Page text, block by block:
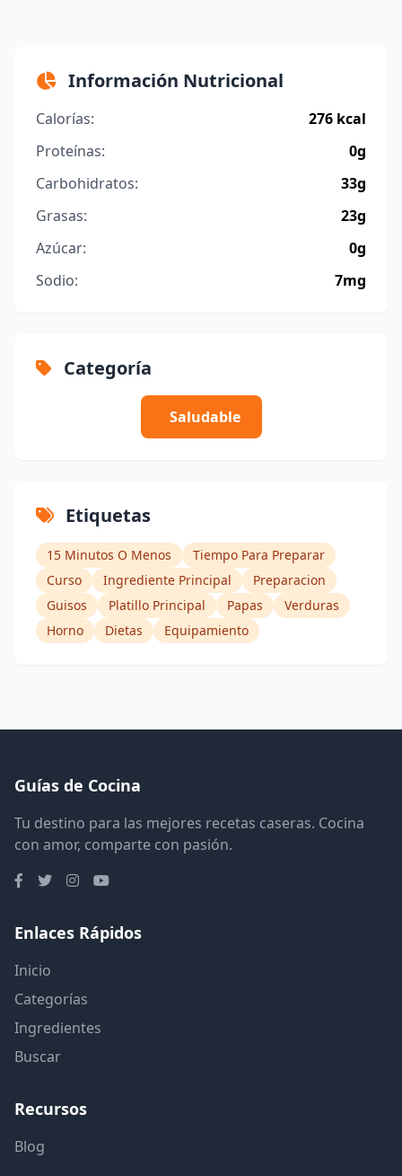
Información Nutricional
Calorías:
276 kcal
Proteínas:
0g
Carbohidratos:
33g
Grasas:
23g
Azúcar:
0g
Sodio:
7mg
Categoría
Saludable
Etiquetas
15 Minutos O Menos
Tiempo Para Preparar
Curso
Ingrediente Principal
Preparacion
Guisos
Platillo Principal Papas
Verduras
Horno
Dietas Equipamiento
Guías de Cocina
Tu destino para las mejores recetas caseras. Cocina
con amor, comparte con pasión.
Enlaces Rápidos
Inicio
Categorías
Ingredientes
Buscar
Recursos
Blog